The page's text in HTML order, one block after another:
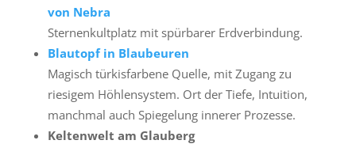
von Nebra
Sternenkultplatz mit spürbarer Erdverbindung.
Blautopf in Blaubeuren
Magisch türkisfarbene Quelle, mit Zugang zu
riesigem Höhlensystem. Ort der Tiefe, Intuition,
manchmal auch Spiegelung innerer Prozesse.
Keltenwelt am Glauberg